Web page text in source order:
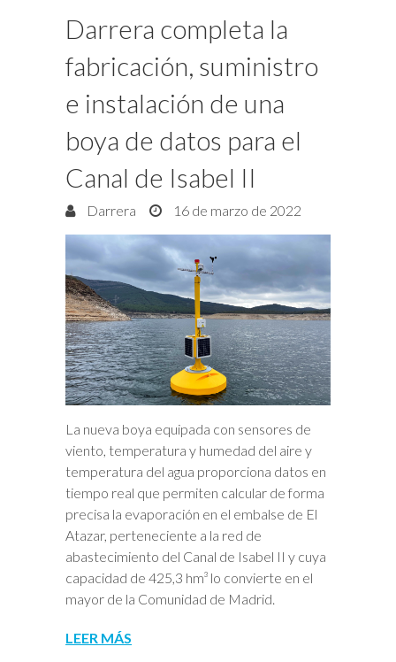
Darrera completa la
fabricación, suministro
e instalación de una
boya de datos para el
Canal de Isabel II
Darrera 16 de marzo de 2022
La nueva boya equipada con sensores de
viento, temperatura y humedad del aire y
temperatura del agua proporciona datos en
tiempo real que permiten calcular de forma
precisa la evaporación en el embalse de El
Atazar, perteneciente a la red de
abastecimiento del Canal de Isabel II y cuya
capacidad de 425,3 hm³ lo convierte en el
mayor de la Comunidad de Madrid.
LEER MÁS